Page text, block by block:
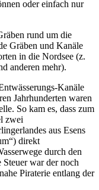
oder einfach nur
rund um die
Gräben und Kanäle
in die Nordsee (z.
anderen mehr).
Kanäle
Jahrhunderten waren
So kam es, dass zum
zwei
aus Esens
direkt
durch den
war der noch
Piraterie entlang der